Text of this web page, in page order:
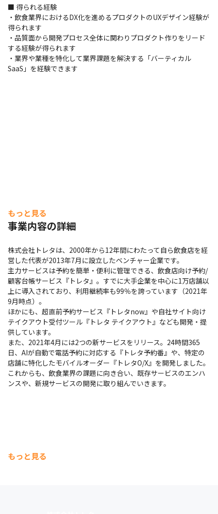
支給PC
入社時に最新スペックのPCを支給
■ 得られる経験
・飲食業界におけるDX化を進めるプロダクトのUXデザイン経験が
得られます
・品質面から開発プロセス全体に関わりプロダクト作りをリード
する経験が得られます
・業界や業種を特化して業界課題を解決する「バーティカル
SaaS」を経験できます
もっと見る
事業内容の詳細
株式会社トレタは、2000年から12年間にわたって自ら飲食店を経
営した代表が2013年7月に設立したベンチャー企業です。
主力サービスは予約を簡単・便利に管理できる、飲食店向け予約/
顧客台帳サービス『トレタ』。すでに大手企業を中心に1万店舗以
上に導入されており、利用継続率も99％を誇っています（2021年
9月時点）。
ほかにも、超直前予約サービス『トレタnow』や自社サイト向け
テイクアウト受付ツール『トレタ テイクアウト』なども開発・提
供しています。
また、2021年4月には2つの新サービスをリリース。24時間365
日、AIが自動で電話予約に対応する『トレタ予約番』や、特定の
店舗に特化したモバイルオーダー『トレタO/X』を開発しました。
これからも、飲食業界の課題に向き合い、既存サービスのエンハ
ンスや、新規サービスの開発に取り組んでいきます。
もっと見る